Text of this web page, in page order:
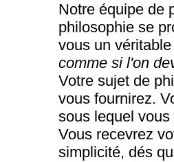
Notre équipe de
philosophie se
vous un
comme si l'on
Votre sujet de
vous fournirez.
sous lequel
Vous recevrez
simplicité, dés